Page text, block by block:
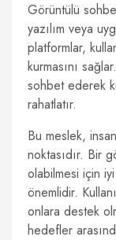
Görüntülü
yazılım veya
platformlar,
kurmasını
sohbet ederek
rahatlatır.
Bu meslek,
noktasıdır. Bir
olabilmesi için
önemlidir.
onlara destek
hedefler